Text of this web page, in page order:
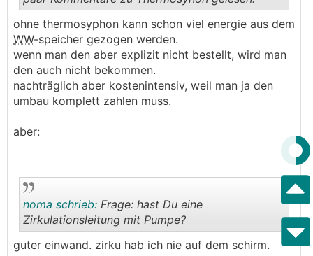
..
ohne thermosyphon kann schon viel energie aus dem
WW-speicher gezogen werden.
wenn man den aber explizit nicht bestellt, wird man
den auch nicht bekommen.
nachträglich aber kostenintensiv, weil man ja den
umbau komplett zahlen muss.
aber:
noma schrieb: Frage: hast Du eine
Zirkulationsleitung mit Pumpe?
guter einwand. zirku hab ich nie auf dem schirm.